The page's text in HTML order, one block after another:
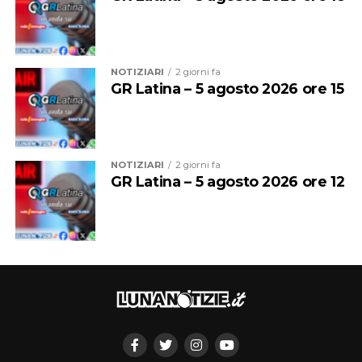
scatole cinesi”. Tra sogno, illusione e realtà.
Roffredo Caetani, con gli attori, ci saranno i jazzisti
Erasmo Bencivenga al pianoforte, Nicola Borrelli al
contrabbasso e Giorgio Raponi alla batteria con una
muoveranno i danzatori Alessia Campagna e Francesco
NOTIZIARI 2 giorni fa
GR Latina – 5 agosto 2026 ore 15
NOTIZIARI 2 giorni fa
GR Latina – 5 agosto 2026 ore 12